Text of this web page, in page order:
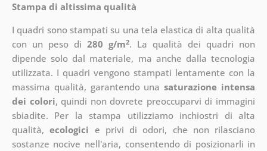
Stampa di altissima qualità
I quadri sono stampati su una tela elastica di alta qualità
con un peso di 280 g/m2. La qualità dei quadri non
dipende solo dal materiale, ma anche dalla tecnologia
utilizzata. I quadri vengono stampati lentamente con la
massima qualità, garantendo unasaturazione intensa
dei colori, quindi non dovrete preoccuparvi di immagini
sbiadite. Per la stampa utilizziamo inchiostri di alta
qualità,ecologici e privi di odori, che non rilasciano
sostanze nocive nell'aria, consentendo di posizionarli in